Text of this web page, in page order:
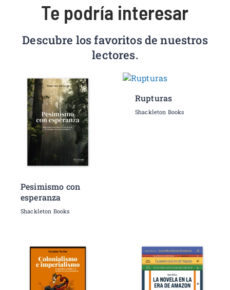
Te podría interesar
Descubre los favoritos de nuestros
lectores.
Pesimismo con
esperanza
Shackleton Books
Rupturas
Shackleton Books